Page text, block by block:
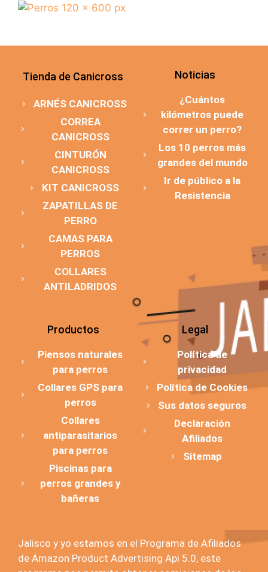
Tienda de Canicross
ARNÉS CANICROSS
CORREA
CANICROSS
CINTURÓN
CANICROSS
KIT CANICROSS
ZAPATILLAS DE
PERRO
CAMAS PARA
PERROS
COLLARES
ANTILADRIDOS
Noticias
¿Cuántos
kilómetros puede
correr un perro?
Los 10 perros más
grandes del mundo
Ir de público a la
Resistencia
Productos
Piensos naturales
para perros
Collares GPS para
perros
Collares
antiparasitarios
para perros
Piscinas para
perros grandes y
bañeras
Legal
Política de
privacidad
Política de Cookies
Sus datos seguros
Declaración
Afiliados
Sitemap
Jalisco y yo estamos en el Programa de Afiliados
de Amazon Product Advertising Api 5.0, este